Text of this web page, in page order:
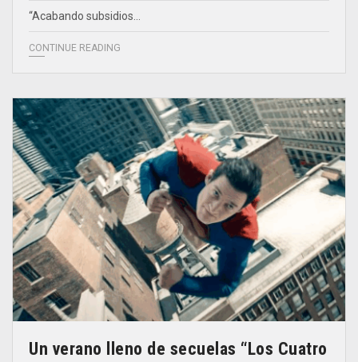
“Acabando subsidios…
CONTINUE READING
Un verano lleno de secuelas “Los Cuatro